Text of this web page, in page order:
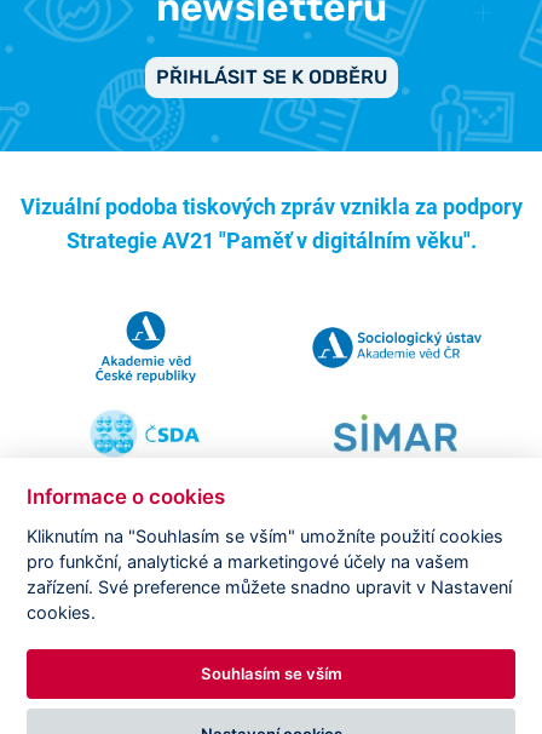
PŘIHLÁSIT SE K ODBĚRU
Vizuální podoba tiskových zpráv vznikla za podpory
Strategie AV21 "Paměť v digitálním věku".
Copyright © CVVM | Právní ujednání| Nastavení cookies
Prohlášení o zpracování osobních údajů
DESIGNED BY PRINCIPAL WEBDEV
Informace o cookies
Kliknutím na "Souhlasím se vším" umožníte použití cookies
pro funkční, analytické a marketingové účely na vašem
zařízení. Své preference můžete snadno upravit v Nastavení
cookies.
Souhlasím se vším